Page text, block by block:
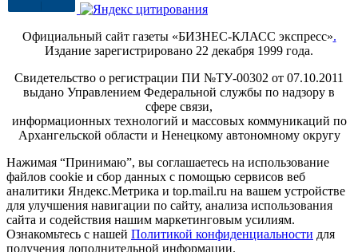
Официальный сайт газеты «БИЗНЕС-КЛАСС экспресс».
Издание зарегистрировано 22 декабря 1999 года.
Свидетельство о регистрации ПИ №ТУ-00302 от 07.10.2011
выдано Управлением Федеральной службы по надзору в
сфере связи,
информационных технологий и массовых коммуникаций по
Архангельской области и Ненецкому автономному округу
Нажимая “Принимаю”, вы соглашаетесь на использование
файлов cookie и сбор данных с помощью сервисов веб
аналитики Яндекс.Метрика и top.mail.ru на вашем устройстве
для улучшения навигации по сайту, анализа использования
сайта и содействия нашим маркетинговым усилиям.
Ознакомьтесь с нашей Политикой конфиденциальности для
получения дополнительной информации.